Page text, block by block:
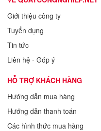
Giới thiệu công ty
Tuyển dụng
Tin tức
Liên hệ - Góp ý
HỖ TRỢ KHÁCH HÀNG
Hướng dẫn mua hàng
Hướng dẫn thanh toán
Các hình thức mua hàng